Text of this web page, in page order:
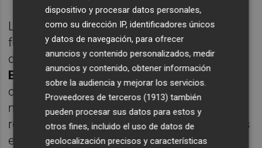
La pasada temporada el Valencia Basket
femenino ganó la Eurocup y alcanzó la final
de la Liga y la Copa, peroRubén
Burgossigue quitándose el mérito. Se
considera un empleado delclub, y que
mañana aceptaría dirigir al cadete sin
rechistar. Fue un gregario como jugador y es
el entrenador con menos ínfulas del
dispositivo y procesar datos personales,
como su dirección IP, identificadores únicos
y datos de navegación, para ofrecer
anuncios y contenido personalizados, medir
anuncios y contenido, obtener información
sobre la audiencia y mejorar los servicios.
Proveedores de terceros (1913) también
pueden procesar sus datos para estos y
otros fines, incluido el uso de datos de
geolocalización precisos y características